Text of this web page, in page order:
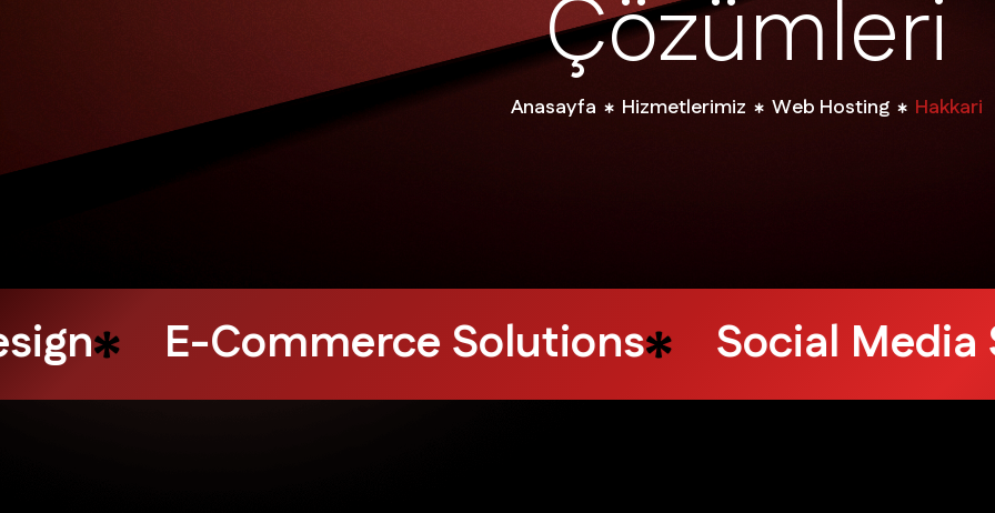
Çözümleri
Anasayfa Hizmetlerimiz Web Hosting Hakkari
Influencer Marketing Design Services